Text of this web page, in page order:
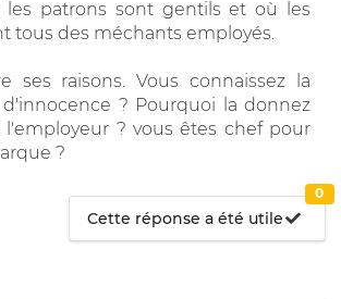
patrons sont gentils et où les
tous des méchants employés.
ses raisons. Vous connaissez la
? Pourquoi la donnez
? vous êtes chef pour
?
Cette réponse a été utile
0